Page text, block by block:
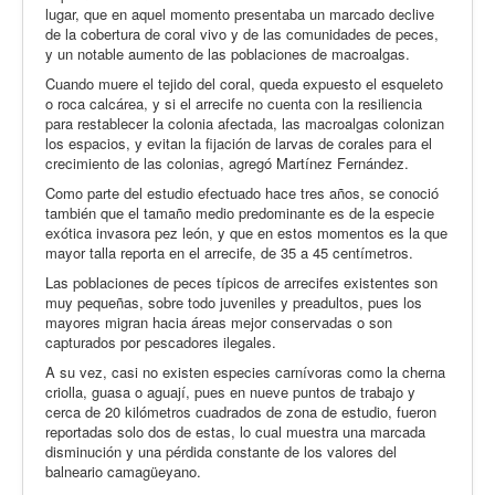
lugar, que en aquel momento presentaba un marcado declive
de la cobertura de coral vivo y de las comunidades de peces,
y un notable aumento de las poblaciones de macroalgas.
Cuando muere el tejido del coral, queda expuesto el esqueleto
o roca calcárea, y si el arrecife no cuenta con la resiliencia
para restablecer la colonia afectada, las macroalgas colonizan
los espacios, y evitan la fijación de larvas de corales para el
crecimiento de las colonias, agregó Martínez Fernández.
Como parte del estudio efectuado hace tres años, se conoció
también que el tamaño medio predominante es de la especie
exótica invasora pez león, y que en estos momentos es la que
mayor talla reporta en el arrecife, de 35 a 45 centímetros.
Las poblaciones de peces típicos de arrecifes existentes son
muy pequeñas, sobre todo juveniles y preadultos, pues los
mayores migran hacia áreas mejor conservadas o son
capturados por pescadores ilegales.
A su vez, casi no existen especies carnívoras como la cherna
criolla, guasa o aguají, pues en nueve puntos de trabajo y
cerca de 20 kilómetros cuadrados de zona de estudio, fueron
reportadas solo dos de estas, lo cual muestra una marcada
disminución y una pérdida constante de los valores del
balneario camagüeyano.